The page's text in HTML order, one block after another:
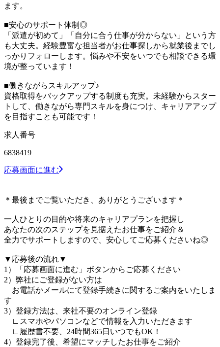
ます。
■安心のサポート体制◎
「派遣が初めて」「自分に合う仕事が分からない」という方
も大丈夫。経験豊富な担当者がお仕事探しから就業後までし
っかりフォローします。悩みや不安をいつでも相談できる環
境が整っています！
■働きながらスキルアップ♪
資格取得をバックアップする制度も充実。未経験からスター
トして、働きながら専門スキルを身につけ、キャリアアップ
を目指すことも可能です！
求人番号
6838419
応募画面に進む
＊最後までご覧いただき、ありがとうございます＊
一人ひとりの目的や将来のキャリアプランを把握し
あなたの次のステップを見据えたお仕事をご紹介＆
全力でサポートしますので、安心してご応募くださいね◎
▼応募後の流れ▼
1）「応募画面に進む」ボタンからご応募ください
2）弊社にご登録がない方は
お電話かメールにて登録手続きに関するご案内をいたしま
す
3）登録方法は、来社不要のオンライン登録
∟スマホやパソコンなどで情報を入力いただきます
∟履歴書不要、24時間365日いつでもOK！
4）登録完了後、希望にマッチしたお仕事をご紹介